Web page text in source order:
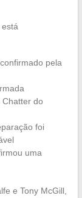
pela
do
foi
uma
e Tony McGill,